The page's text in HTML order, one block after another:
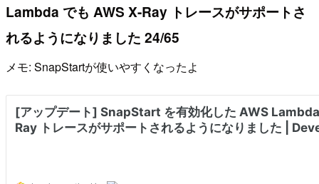
Lambda でも AWS X-Ray トレースがサポートさ
れるようになりました 24/65
メモ: SnapStartが使いやすくなったよ